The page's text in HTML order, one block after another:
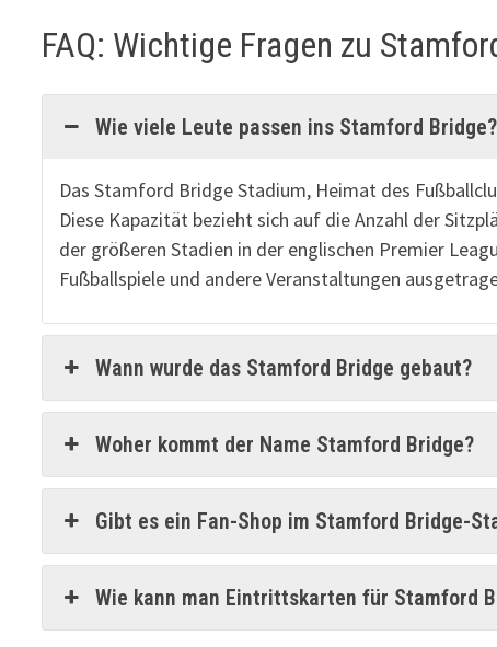
FAQ: Wichtige Fragen zu
Wie viele Leute passen ins Stamford Bridge?
Das Stamford Bridge Stadium, Heimat des
Diese Kapazität bezieht sich auf die Anzahl der
der größeren Stadien in der englischen Premier
Fußballspiele und andere Veranstaltungen
Wann wurde das Stamford Bridge gebaut?
Woher kommt der Name Stamford Bridge?
Gibt es ein Fan-Shop im Stamford Bridge-
Wie kann man Eintrittskarten für Stamford